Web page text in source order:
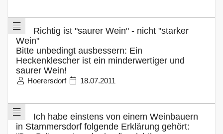
Richtig ist "saurer Wein" - nicht "starker
Wein"
Bitte unbedingt ausbessern: Ein
Heckenklescher ist ein minderwertiger und
saurer Wein!
Hoerersdorf 18.07.2011
Ich habe einstens von einem Weinbauern
in Stammersdorf folgende Erklärung gehört: